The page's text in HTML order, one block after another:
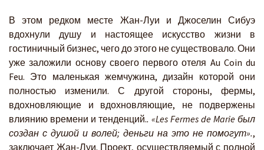
В этом редком месте Жан-Луи и Джоселин Сибуэ
вдохнули душу и настоящее искусство жизни в
гостиничный бизнес, чего до этого не существовало. Они
уже заложили основу своего первого отеля Au Coin du
Feu. Это маленькая жемчужина, дизайн которой они
полностью изменили. С другой стороны, фермы,
вдохновляющие и вдохновляющие, не подвержены
влиянию времени и тенденций.. «Les Fermes de Marie был
создан с душой и волей; деньги на это не помогут».,